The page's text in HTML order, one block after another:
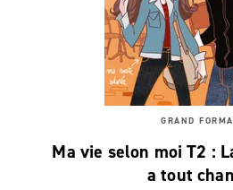
GRAND
Ma vie selon moi T2 :
a tout